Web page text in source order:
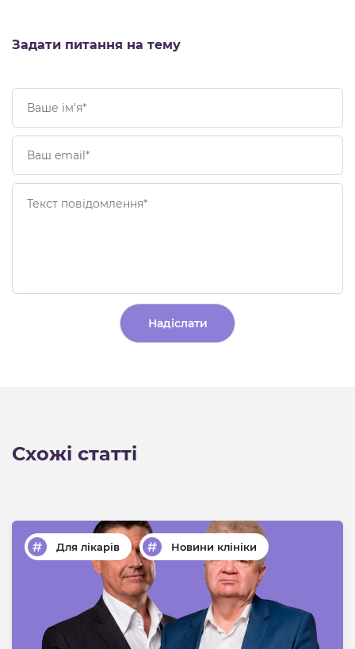
Задати питання на тему
Схожі статті
Для лікарів Новини клініки